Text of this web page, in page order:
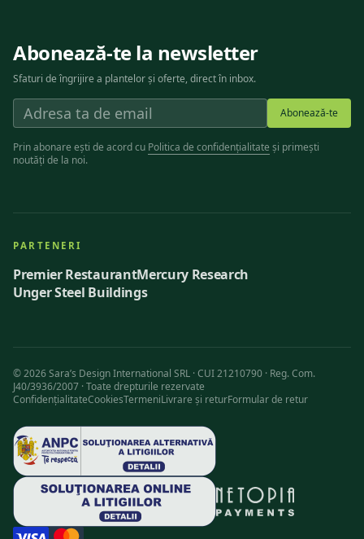
Abonează-te la newsletter
Sfaturi de îngrijire a plantelor și oferte, direct în inbox.
Abonează-te
Prin abonare ești de acord cu Politica de confidențialitate și primești
noutăți de la noi.
PARTENERI
Premier RestaurantMercury Research
Unger Steel Buildings
©2026Sara’s Design International SRL · CUI 21210790 · Reg. Com.
J40/3936/2007 ·Toate drepturile rezervate
ConfidențialitateCookiesTermeniLivrare și returFormular de retur